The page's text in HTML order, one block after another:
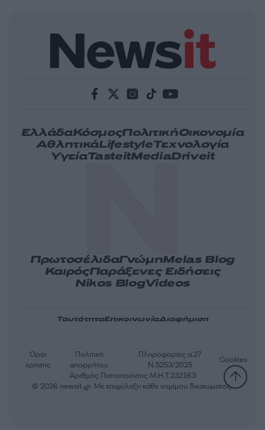
ΕλλάδαΚόσμοςΠολιτικήΟικονομία
ΑθλητικάLifestyleΤεχνολογία
ΥγείαTasteitMediaDriveit
ΠρωτοσέλιδαΓνώμηMelas Blog
ΚαιρόςΠαράξενες Ειδήσεις
Nikos BlogVideos
ΤαυτότηταΕπικοινωνίαΔιαφήμιση
Αριθμός Πιστοποίησης Μ.Η.Τ.232163
Όροι
χρήσης
Πολιτική
απορρήτου
Πληροφορίες α.27
Ν.5253/2025
Cookies
© 2026 newsit.gr. Με επιφύλαξη κάθε νομίμου δικαιώματος.